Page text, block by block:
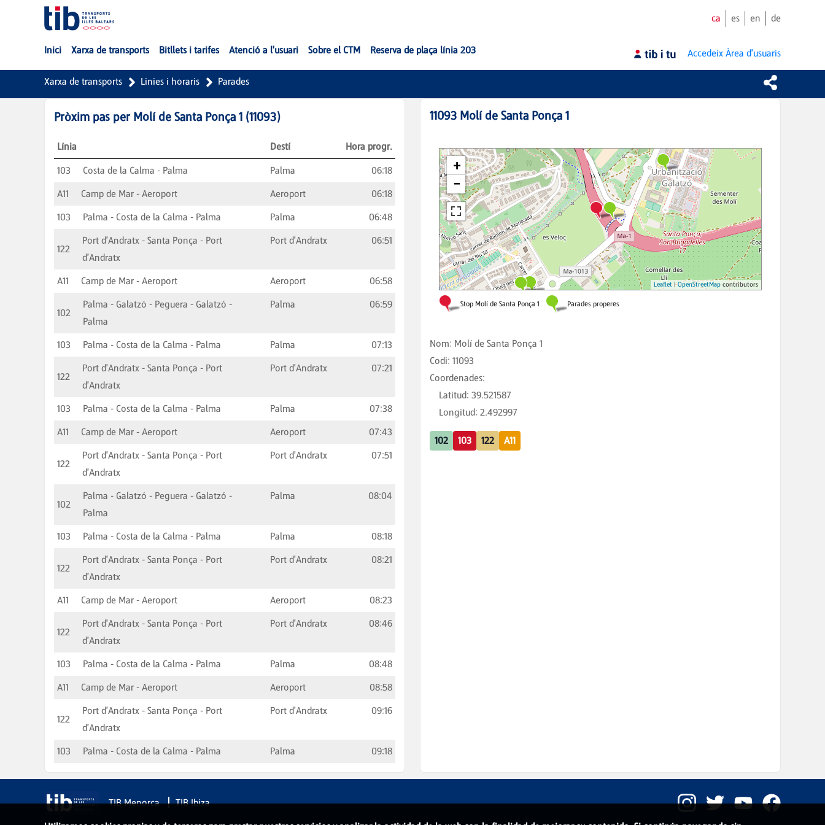
Salta al contingut principal
ca es en de
Inici Xarxa de transports Bitllets i tarifes Atenció a l'usuari Sobre el CTM Reserva de plaça línia 203 Accedeix Àrea d'usuaris
Xarxa de transports Linies i horaris Parades
Pròxim pas per Molí de Santa Ponça 1 (11093)
Línia Destí Hora progr.
103 Costa de la Calma - Palma Palma
06:18
A11
Camp de Mar - Aeroport Aeroport
06:18
103
Palma - Costa de la Calma - Palma Palma 06:48
122
Port d'Andratx - Santa Ponça - Port
d'Andratx
Port d'Andratx 06:51
A11 Camp de Mar - Aeroport Aeroport 06:58
102
Palma - Galatzó - Peguera - Galatzó -
Palma
Palma 06:59
103 Palma - Costa de la Calma - Palma Palma 07:13
122
Port d'Andratx - Santa Ponça - Port
d'Andratx
Port d'Andratx 07:21
103 Palma - Costa de la Calma - Palma Palma
07:38
A11
Camp de Mar - Aeroport Aeroport 07:43
122
Port d'Andratx - Santa Ponça - Port
d'Andratx
Port d'Andratx 07:51
102
Palma - Galatzó - Peguera - Galatzó -
Palma
Palma 08:04
103 Palma - Costa de la Calma - Palma Palma 08:18
122
Port d'Andratx - Santa Ponça - Port
d'Andratx
Port d'Andratx 08:21
A11 Camp de Mar - Aeroport Aeroport 08:23
122
Port d'Andratx - Santa Ponça - Port
d'Andratx
Port d'Andratx 08:46
103 Palma - Costa de la Calma - Palma Palma
08:48
A11
Camp de Mar - Aeroport Aeroport 08:58
122
Port d'Andratx - Santa Ponça - Port
d'Andratx
Port d'Andratx 09:16
103 Palma - Costa de la Calma - Palma Palma 09:18
11093 Molí de Santa Ponça 1
Nom: Molí de Santa Ponça 1
Codi: 11093
Coordenades:
Latitud: 39.521587
Longitud: 2.492997
102 103 122 A11
TIB Menorca TIB Ibiza